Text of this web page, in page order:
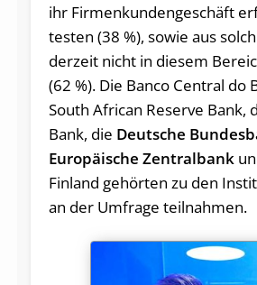
ihr Firmenkundengeschäft
testen (38 %), sowie aus
derzeit nicht in diesem
(62 %). Die Banco Central do
South African Reserve Bank,
Bank, die Deutsche
Europäische Zentralbank
Finland gehörten zu den
an der Umfrage teilnahmen.